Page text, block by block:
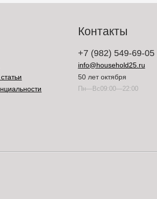
Контакты
+7 (982) 549-69-05
info@household25.ru
50 лет октября
Пн—Вс09:00—22:00